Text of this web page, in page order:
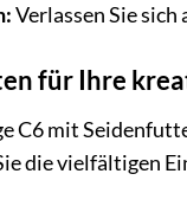
Verlassen Sie
für Ihre
C6 mit
die vielfältigen